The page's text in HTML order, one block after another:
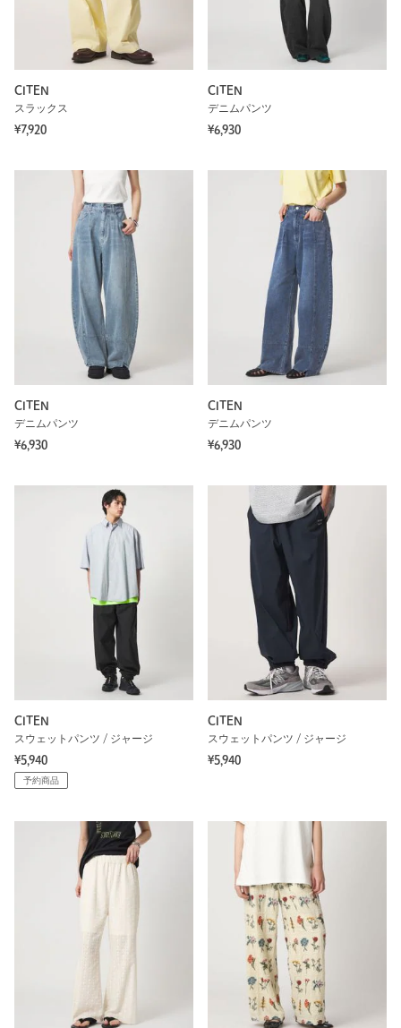
CITEN
スラックス
¥7,920
CITEN
デニムパンツ
¥6,930
CITEN
デニムパンツ
¥6,930
CITEN
デニムパンツ
¥6,930
CITEN
スウェットパンツ / ジャージ
¥5,940
予約商品
CITEN
スウェットパンツ / ジャージ
¥5,940